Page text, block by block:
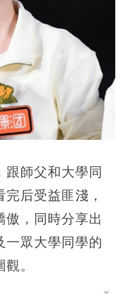
跟師父和大學同
后受益匪淺，
傲，同時分享出
一眾大學同學的
。